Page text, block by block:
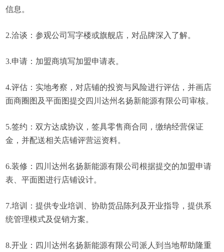
信息。
2.洽谈：参观公司写字楼或旗舰店，对品牌深入了解。
3.申请：加盟商填写加盟申请表。
4.评估：实地考察，对店铺的投资与风险进行评估，并画店
面商圈图及平面图提交四川达州名扬新能源有限公司审核。
5.签约：双方达成协议，签具零售商合同，缴纳经营保证
金，并配送相关店铺评营运资料。
6.装修：四川达州名扬新能源有限公司根据提交的加盟申请
表、平面图进行店铺设计。
7.培训：提供专业培训、协助货品陈列及开业指导，提供系
统管理模式及促销方案。
8.开业：四川达州名扬新能源有限公司派人到当地帮助隆重